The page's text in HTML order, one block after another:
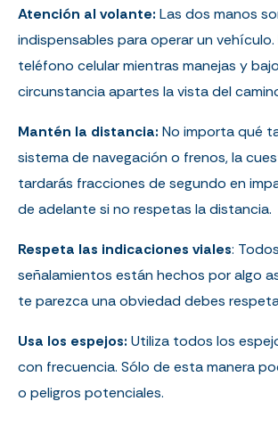
Atención al volante: Las dos manos
indispensables para operar un vehículo.
teléfono celular mientras manejas y
circunstancia apartes la vista del
Mantén la distancia: No importa qué
sistema de navegación o frenos, la
tardarás fracciones de segundo en
de adelante si no respetas la distancia.
Respeta las indicaciones viales:
señalamientos están hechos por algo
te parezca una obviedad debes
Usa los espejos: Utiliza todos los
con frecuencia. Sólo de esta manera
o peligros potenciales.